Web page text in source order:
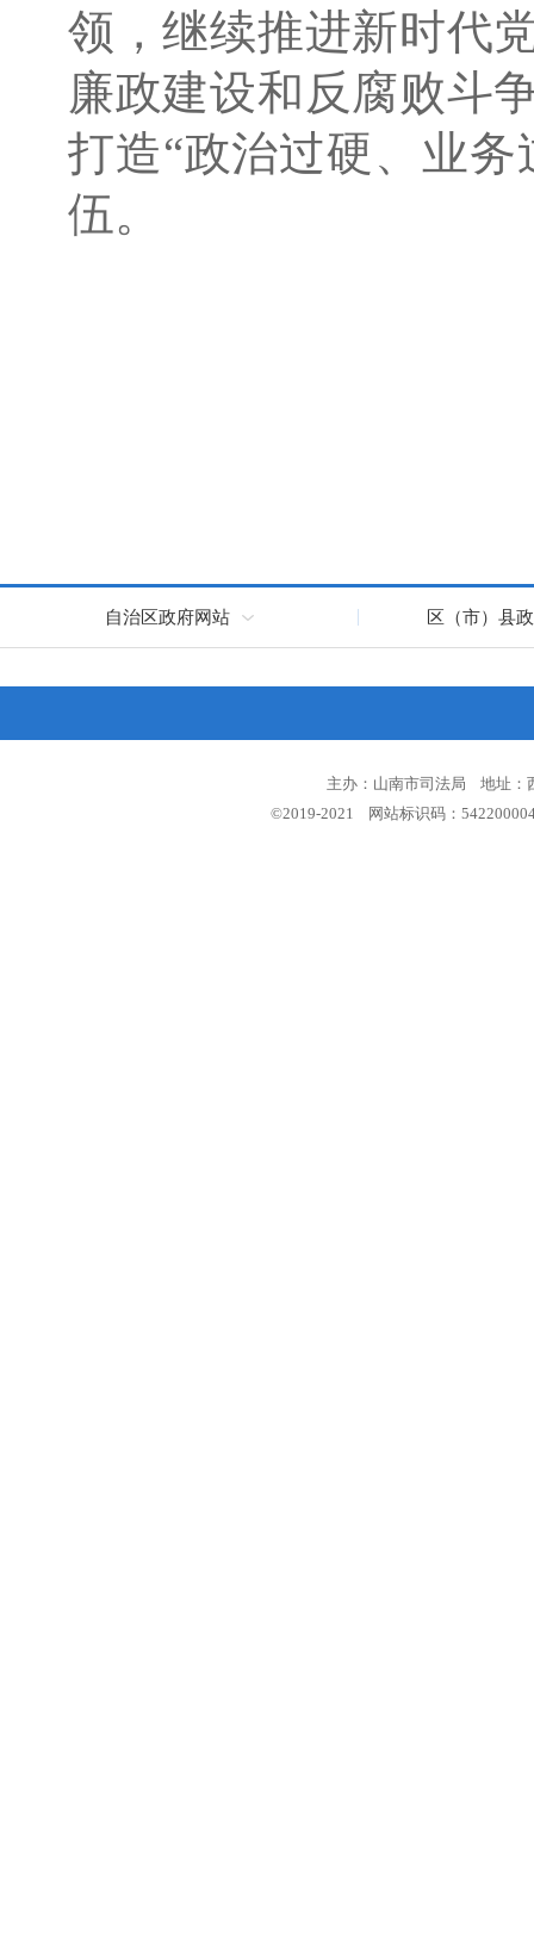
领，继续推进新时代
廉政建设和反腐败斗
打造“政治过硬、业
伍。
自治区政府网站 区（市）县
主办：山南市司法局 地址：
©2019-2021 网站标识码：